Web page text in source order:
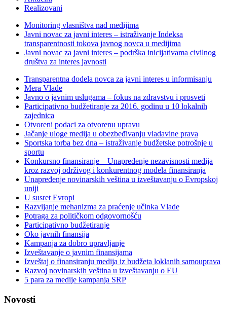
Realizovani
Monitoring vlasništva nad medijima
Javni novac za javni interes – istraživanje Indeksa
transparentnosti tokova javnog novca u medijima
Javni novac za javni interes – podrška inicijativama civilnog
društva za interes javnosti
Transparentna dodela novca za javni interes u informisanju
Mera Vlade
Javno o javnim uslugama – fokus na zdravstvu i prosveti
Participativno budžetiranje za 2016. godinu u 10 lokalnih
zajednica
Otvoreni podaci za otvorenu upravu
Jačanje uloge medija u obezbeđivanju vladavine prava
Sportska torba bez dna – istraživanje budžetske potrošnje u
sportu
Konkursno finansiranje – Unapređenje nezavisnosti medija
kroz razvoj održivog i konkurentnog modela finansiranja
Unapređenje novinarskih veština u izveštavanju o Evropskoj
uniji
U susret Evropi
Razvijanje mehanizma za praćenje učinka Vlade
Potraga za političkom odgovornošću
Participativno budžetiranje
Oko javnih finansija
Kampanja za dobro upravljanje
Izveštavanje o javnim finansijama
Izveštaj o finansiranju medija iz budžeta loklanih samouprava
Razvoj novinarskih veština u izveštavanju o EU
5 para za medije kampanja SRP
Novosti